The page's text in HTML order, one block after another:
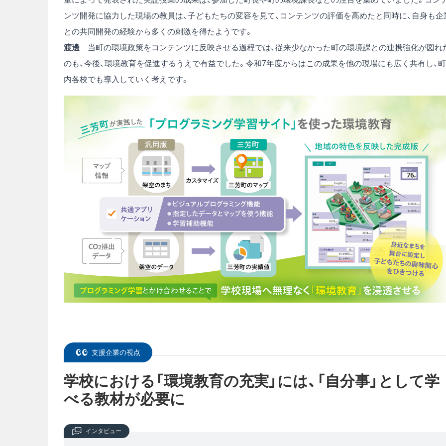
ンツ開発に協力した現場の教員は、子どもたちの変容を見て、コンテンツの評価を高めたと同時に、自身も企
との共同開発の経験から多くの刺激を得たようです。
渡邊 当町の環境政策をコンテンツに反映させる過程では、従来少なかった町の環境課との連携強化が図れ
のも、今後、環境教育を促進するうえで有益でした。令和7年度からはこの成果を他の現場にも広く共有し、町
内各校でも導入していく考えです。
支援企業の視点
学校における「環境教育の充実」には、「自分事」として学
べる教材が必要に
インタビュー